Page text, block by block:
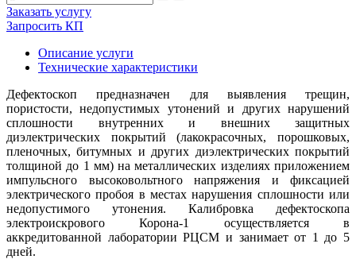
Заказать услугу
Запросить КП
Описание услуги
Технические характеристики
Дефектоскоп предназначен для выявления трещин,
пористости, недопустимых утонений и других нарушений
сплошности внутренних и внешних защитных
диэлектрических покрытий (лакокрасочных, порошковых,
пленочных, битумных и других диэлектрических покрытий
толщиной до 1 мм) на металлических изделиях приложением
импульсного высоковольтного напряжения и фиксацией
электрического пробоя в местах нарушения сплошности или
недопустимого утонения. Калибровка дефектоскопа
электроискрового Корона-1 осуществляется в
аккредитованной лаборатории РЦСМ и занимает от 1 до 5
дней.